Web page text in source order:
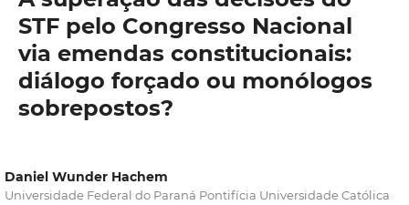
STF pelo Congresso Nacional
via emendas constitucionais:
diálogo forçado ou monólogos
sobrepostos?
Daniel Wunder Hachem
Universidade Federal do Paraná Pontifícia Universidade Católica